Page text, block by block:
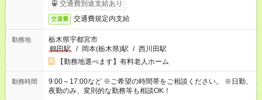
交通費別途支給あり
交通費 交通費規定内支給
勤務地
栃木県宇都宮市
鶴田駅
/ 岡本(栃木県)駅 / 西川田駅
【勤務地選べます】有料老人ホーム
勤務時間
9:00～17:00など ※ご希望の時間帯をご相談ください。 ※日勤、
夜勤のみ、変則的な勤務等も相談OK！